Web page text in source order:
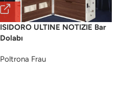
ISIDORO ULTINE NOTIZIE Bar
Dolabı
Poltrona Frau